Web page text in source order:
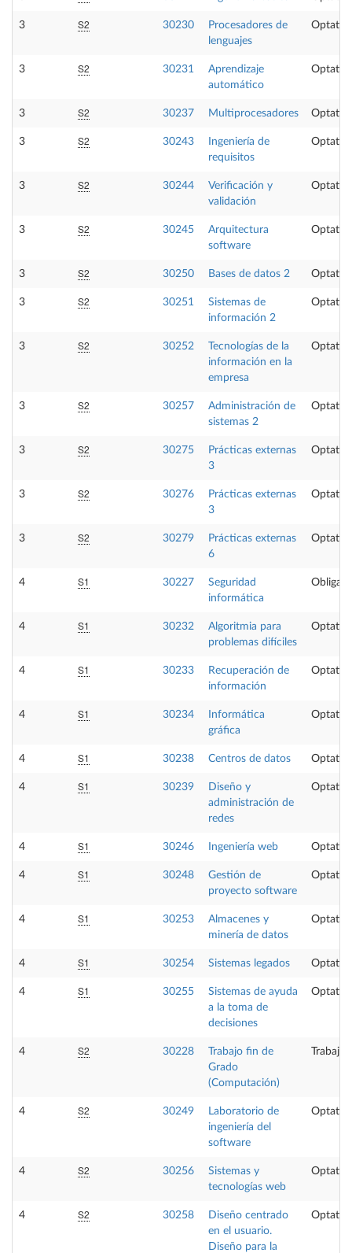
3 S2 30230
Procesadores de
lenguajes
3 S2 30231
Aprendizaje
automático
3 S2 30237 Multiprocesadores
3 S2 30243
Ingeniería de
requisitos
3 S2 30244
Verificación y
validación
3 S2 30245
Arquitectura
software
3 S2 30250 Bases de datos 2
3 S2 30251
Sistemas de
información 2
3 S2 30252
Tecnologías de la
información en la
empresa
3 S2 30257
Administración de
sistemas 2
3 S2 30275
Prácticas externas
3
3 S2 30276
Prácticas externas
3
3 S2 30279
Prácticas externas
6
4 S1 30227
Seguridad
informática
4 S1 30232
Algoritmia para
problemas difíciles
4 S1 30233
Recuperación de
información
4 S1 30234
Informática
gráfica
4 S1 30238 Centros de datos
4 S1 30239
Diseño y
administración de
redes
4 S1 30246 Ingeniería web
4 S1 30248
Gestión de
proyecto software
4 S1 30253
Almacenes y
minería de datos
4 S1 30254 Sistemas legados
4 S1 30255
Sistemas de ayuda
a la toma de
decisiones
4 S2 30228
Trabajo fin de
Grado
(Computación)
Trabajo
4 S2 30249
Laboratorio de
ingeniería del
software
4 S2 30256
Sistemas y
tecnologías web
4 S2 30258
Diseño centrado
en el usuario.
Diseño para la